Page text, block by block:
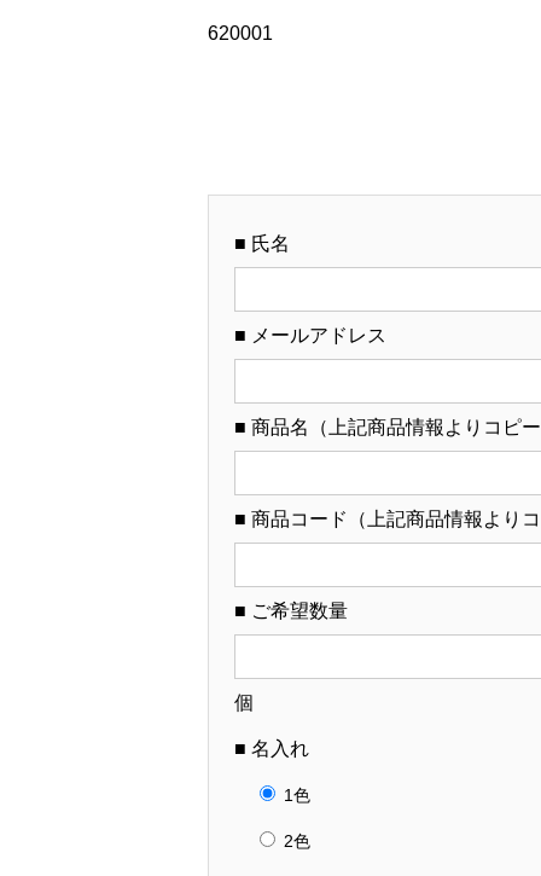
620001
■ 氏名
■ メールアドレス
■ 商品名（上記商品情報よりコピ
■ 商品コード（上記商品情報より
■ ご希望数量
個
■ 名入れ
1色
2色